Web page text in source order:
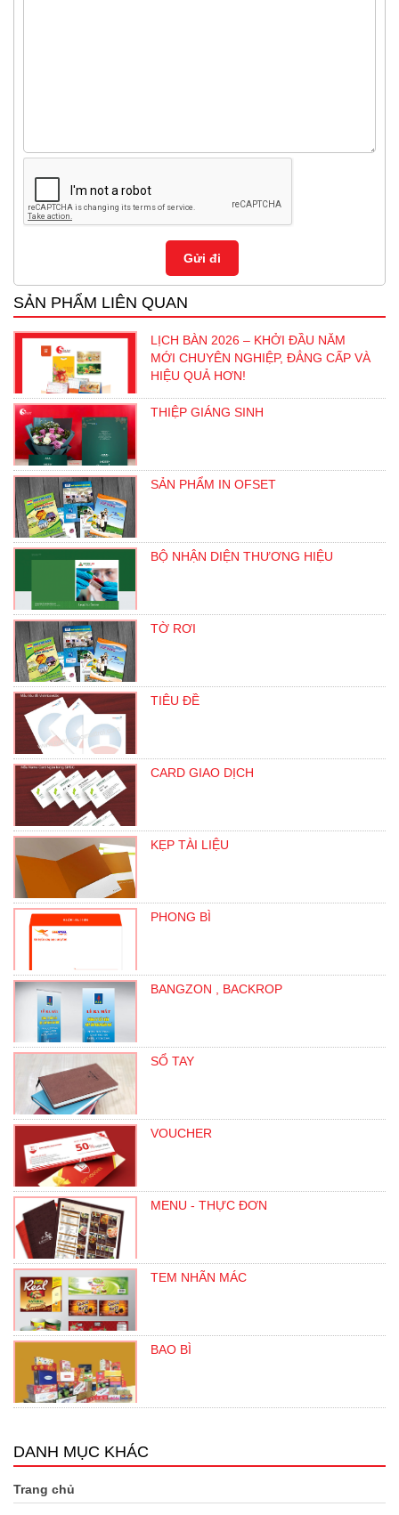
SẢN PHẨM LIÊN QUAN
LỊCH BÀN 2026 – KHỞI ĐẦU NĂM
MỚI CHUYÊN NGHIỆP, ĐẲNG CẤP VÀ
HIỆU QUẢ HƠN!
THIỆP GIÁNG SINH
SẢN PHẨM IN OFSET
BỘ NHẬN DIỆN THƯƠNG HIỆU
TỜ RƠI
TIÊU ĐỀ
CARD GIAO DỊCH
KẸP TÀI LIỆU
PHONG BÌ
BANGZON , BACKROP
SỔ TAY
VOUCHER
MENU - THỰC ĐƠN
TEM NHÃN MÁC
BAO BÌ
DANH MỤC KHÁC
Trang chủ